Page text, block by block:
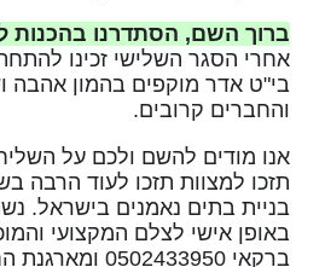
ברוך השם, הסתדרנו בהכנות
אחרי הסגר השלישי זכינו
בי"ט אדר מוקפים בהמון
והחברים קרובים.
אנו מודים להשם ולכם על
תזכו למצוות תזכו לעוד הרבה
בניית בתים נאמנים בישראל.
באופן אישי לצלם המקצועי
ברקאי